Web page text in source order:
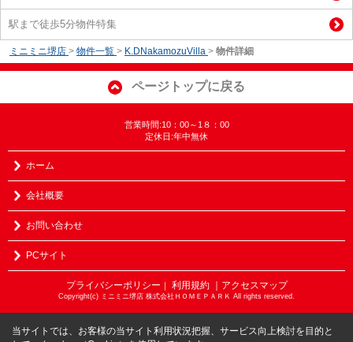
駅まで徒歩5分物件特集
ミニミニ堺店 > 物件一覧 > K.DNakamozuVilla > 物件詳細
ページトップに戻る
営業時間:10：00～1８：00
定休日:年中無休
ホーム
会社概要
お問い合わせ
PCサイト
プライバシーポリシー ｜ 利用規約 ｜アクセスマップ
Copyright(c) ミニミニ堺店 株式会社ＨＯＭＥＰＡＲＫ All rights reserved.
当サイトでは、お客様の当サイト利用状況把握、サービス向上検討を目的と